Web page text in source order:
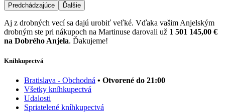
Predchádzajúce Ďalšie
Aj z drobných vecí sa dajú urobiť veľké. Vďaka vašim Anjelským
drobným ste pri nákupoch na Martinuse darovali už 1 501 145,00 €
na Dobrého Anjela. Ďakujeme!
Kníhkupectvá
Bratislava - Obchodná • Otvorené do 21:00
Všetky kníhkupectvá
Udalosti
Spriatelené kníhkupectvá